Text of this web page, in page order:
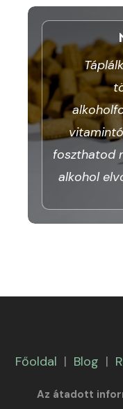
foszthatod
alkohol
Főoldal | Blog |
Az átadott